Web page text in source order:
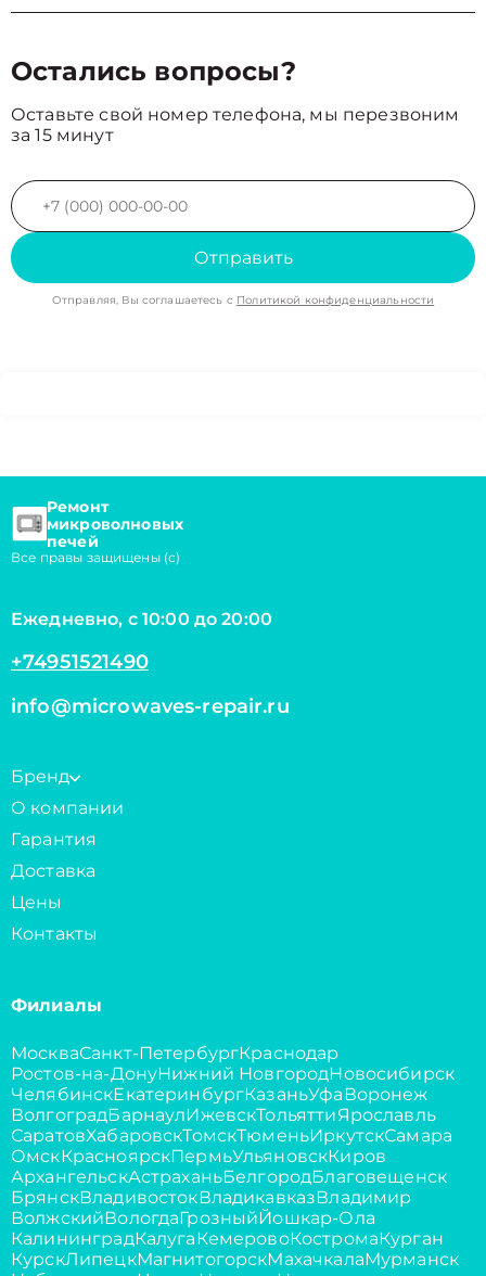
Остались вопросы?
Оставьте свой номер телефона, мы перезвоним
за 15 минут
Отправить
Отправляя, Вы соглашаетесь с Политикой конфиденциальности
Ремонт
микроволновых
печей
Все правы защищены (с)
Ежедневно, с 10:00 до 20:00
+74951521490
info@microwaves-repair.ru
Бренд
О компании
Гарантия
Доставка
Цены
Контакты
Филиалы
МоскваСанкт-ПетербургКраснодар
Ростов-на-ДонуНижний НовгородНовосибирск
ЧелябинскЕкатеринбургКазаньУфаВоронеж
ВолгоградБарнаулИжевскТольяттиЯрославль
СаратовХабаровскТомскТюменьИркутскСамара
ОмскКрасноярскПермьУльяновскКиров
АрхангельскАстраханьБелгородБлаговещенск
БрянскВладивостокВладикавказВладимир
ВолжскийВологдаГрозныйЙошкар-Ола
КалининградКалугаКемеровоКостромаКурган
КурскЛипецкМагнитогорскМахачкалаМурманск